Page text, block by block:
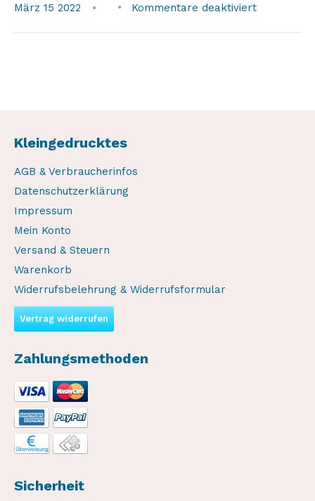
März 15 2022 Kommentare deaktiviertfür
Kleingedrucktes
AGB & Verbraucherinfos
Datenschutzerklärung
Impressum
Mein Konto
Versand & Steuern
Warenkorb
Widerrufsbelehrung & Widerrufsformular
Vertrag widerrufen
Zahlungsmethoden
Sicherheit